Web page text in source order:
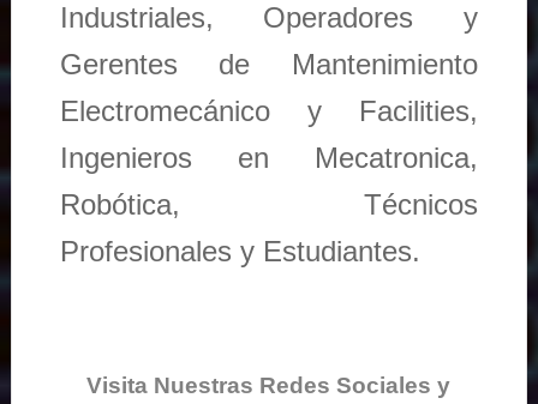
Industriales, Operadores y
Gerentes de Mantenimiento
Electromecánico y Facilities,
Ingenieros en Mecatronica,
Robótica, Técnicos
Profesionales y Estudiantes.
Visita Nuestras Redes Sociales y